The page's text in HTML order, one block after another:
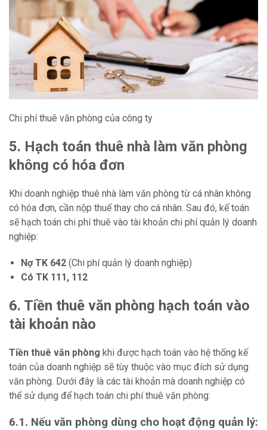
Chi phí thuê văn phòng của công ty
5. Hạch toán thuê nhà làm văn phòng
không có hóa đơn
Khi doanh nghiệp thuê nhà làm văn phòng từ cá nhân không
có hóa đơn, cần nộp thuế thay cho cá nhân. Sau đó, kế toán
sẽ hạch toán chi phí thuê vào tài khoản chi phí quản lý doanh
nghiệp:
Nợ TK 642 (Chi phí quản lý doanh nghiệp)
Có TK 111, 112
6. Tiền thuê văn phòng hạch toán vào
tài khoản nào
Tiền thuê văn phòng khi được hạch toán vào hệ thống kế
toán của doanh nghiệp sẽ tùy thuộc vào mục đích sử dụng
văn phòng. Dưới đây là các tài khoản mà doanh nghiệp có
thể sử dụng để hạch toán chi phí thuê văn phòng:
6.1. Nếu văn phòng dùng cho hoạt động quản lý: